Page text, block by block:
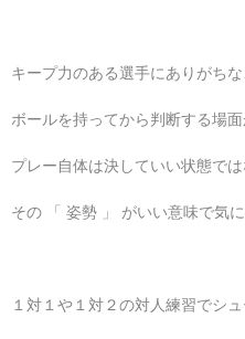
キープ力のある選手にありがちな
ボールを持ってから判断する場面
プレー自体は決していい状態では
その 「 姿勢 」 がいい意味で気に
１対１や１対２の対人練習でシュ